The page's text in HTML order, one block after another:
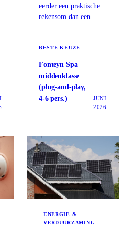
eerder een praktische
rekensom dan een
BESTE KEUZE
Fonteyn Spa
middenklasse
(plug-and-play,
4-6 pers.)
JUNI
2026
ENERGIE &
VERDUURZAMING